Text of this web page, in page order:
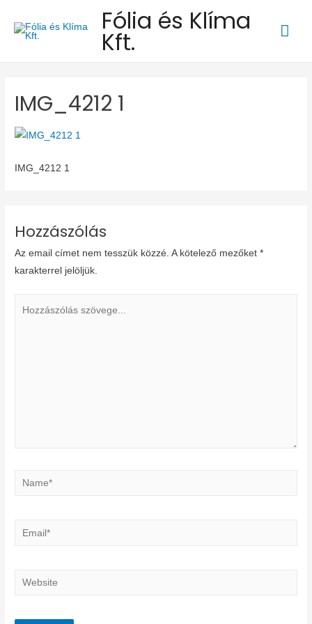
Fólia és Klíma
Kft.
IMG_4212 1
IMG_4212 1
Hozzászólás
Az email címet nem tesszük közzé. A kötelező mezőket*
karakterrel jelöljük.
Name*
Email*
Website